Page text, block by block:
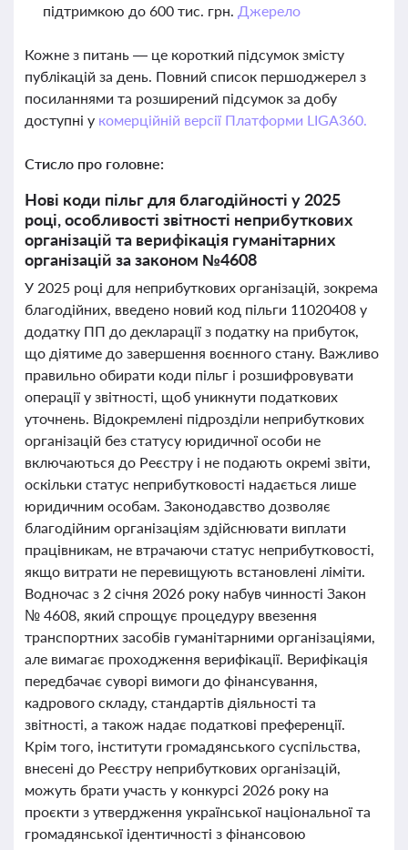
підтримкою до 600 тис. грн. Джерело
Кожне з питань — це короткий підсумок змісту
публікацій за день. Повний список першоджерел з
посиланнями та розширений підсумок за добу
доступні у комерційній версії Платформи LIGA360.
Стисло про головне:
Нові коди пільг для благодійності у 2025
році, особливості звітності неприбуткових
організацій та верифікація гуманітарних
організацій за законом №4608
У 2025 році для неприбуткових організацій, зокрема
благодійних, введено новий код пільги 11020408 у
додатку ПП до декларації з податку на прибуток,
що діятиме до завершення воєнного стану. Важливо
правильно обирати коди пільг і розшифровувати
операції у звітності, щоб уникнути податкових
уточнень. Відокремлені підрозділи неприбуткових
організацій без статусу юридичної особи не
включаються до Реєстру і не подають окремі звіти,
оскільки статус неприбутковості надається лише
юридичним особам. Законодавство дозволяє
благодійним організаціям здійснювати виплати
працівникам, не втрачаючи статус неприбутковості,
якщо витрати не перевищують встановлені ліміти.
Водночас з 2 січня 2026 року набув чинності Закон
№ 4608, який спрощує процедуру ввезення
транспортних засобів гуманітарними організаціями,
але вимагає проходження верифікації. Верифікація
передбачає суворі вимоги до фінансування,
кадрового складу, стандартів діяльності та
звітності, а також надає податкові преференції.
Крім того, інститути громадянського суспільства,
внесені до Реєстру неприбуткових організацій,
можуть брати участь у конкурсі 2026 року на
проєкти з утвердження української національної та
громадянської ідентичності з фінансовою